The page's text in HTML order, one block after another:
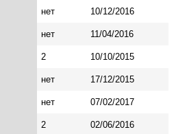
нет 10/12/2016
нет 11/04/2016
2 10/10/2015
нет 17/12/2015
нет 07/02/2017
2 02/06/2016